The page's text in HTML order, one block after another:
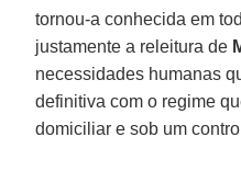
tornou-a conhecida em
justamente a releitura de
necessidades humanas
definitiva com o regime
domiciliar e sob um